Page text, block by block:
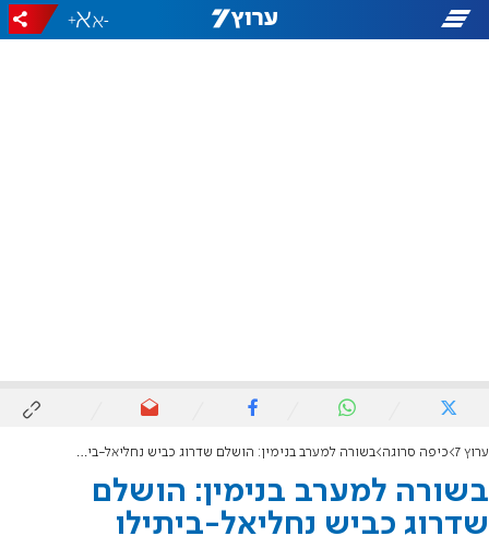
-
+
ערוץ 7 כיפה סרוגה בשורה למערב בנימין: הושלם שדרוג כביש נחליאל-ביתילו
בשורה למערב בנימין: הושלם
שדרוג כביש נחליאל-ביתילו